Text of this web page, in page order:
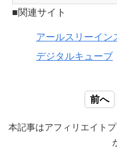
■関連サイト
アールスリーイン
デジタルキューブ
前へ
本記事はアフィリエイト